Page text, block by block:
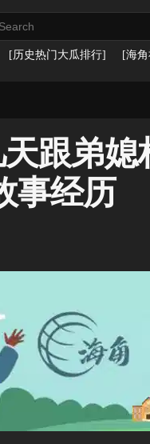
[历史热门大瓜排行] [海
跟弟
事经历